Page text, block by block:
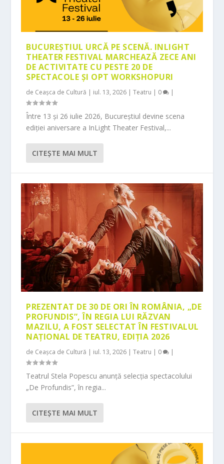
BUCUREȘTIUL URCĂ PE SCENĂ. INLIGHT
THEATER FESTIVAL MARCHEAZĂ ZECE ANI
DE ACTIVITATE CU PESTE 20 DE
SPECTACOLE ȘI OPT WORKSHOPURI
de Ceașca de Cultură | iul. 13, 2026 |Teatru | 0 |
Între 13 și 26 iulie 2026, Bucureștiul devine scena
ediției aniversare a InLight Theater Festival,...
CITEŞTE MAI MULT
PREZENTAT DE 30 DE ORI ÎN ROMÂNIA, „DE
PROFUNDIS”, ÎN REGIA LUI RĂZVAN
MAZILU, A FOST SELECTAT ÎN FESTIVALUL
NAȚIONAL DE TEATRU, EDIȚIA 2026
de Ceașca de Cultură | iul. 13, 2026 |Teatru | 0 |
Teatrul Stela Popescu anunță selecția spectacolului
„De Profundis”, în regia...
CITEŞTE MAI MULT